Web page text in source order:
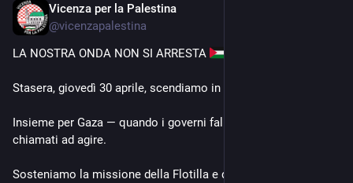
Vicenza per la Palestina
@vicenzapalestina
LA NOSTRA ONDA NON SI ARRESTA
Stasera, giovedì 30 aprile, scendiamo in piazza.
Insieme per Gaza — quando i governi falliscono, i popoli sono
chiamati ad agire.
Sosteniamo la missione della Flotilla e di tutte e tutti coloro